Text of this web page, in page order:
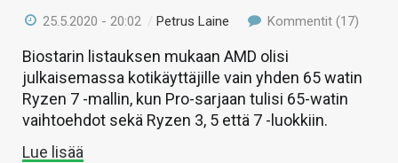
25.5.2020 - 20:02 /Petrus Laine Kommentit (17)
Biostarin listauksen mukaan AMD olisi
julkaisemassa kotikäyttäjille vain yhden 65 watin
Ryzen 7 -mallin, kun Pro-sarjaan tulisi 65-watin
vaihtoehdot sekä Ryzen 3, 5 että 7 -luokkiin.
Lue lisää